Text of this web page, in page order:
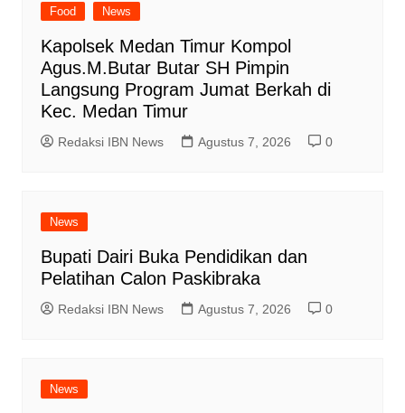
Food News
Kapolsek Medan Timur Kompol
Agus.M.Butar Butar SH Pimpin
Langsung Program Jumat Berkah di
Kec. Medan Timur
Redaksi IBN News Agustus 7, 2026 0
News
Bupati Dairi Buka Pendidikan dan
Pelatihan Calon Paskibraka
Redaksi IBN News Agustus 7, 2026 0
News